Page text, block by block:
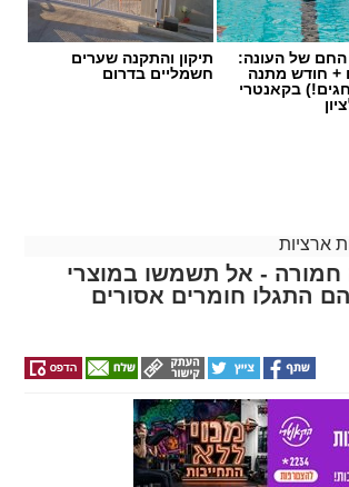
של העונה:
+ חודש מתנה
בקאנטרי
תיקון והתקנה שערים
חשמליים בדרום
ארציות
- אל תשמשו במוצרי
התגלו חומרים אסורים